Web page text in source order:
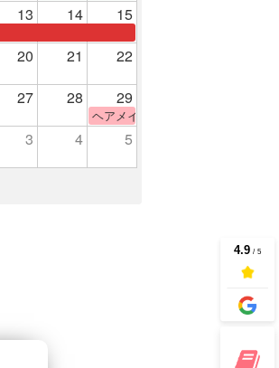
13 14 15
20 21 22
27 28 29
ヘアメイク体験
3 4 5